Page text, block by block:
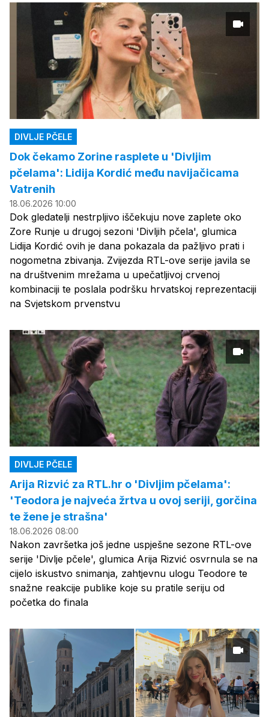
DIVLJE PČELE
Dok čekamo Zorine rasplete u 'Divljim
pčelama': Lidija Kordić među navijačicama
Vatrenih
18.06.2026 10:00
Dok gledatelji nestrpljivo iščekuju nove zaplete oko
Zore Runje u drugoj sezoni 'Divljih pčela', glumica
Lidija Kordić ovih je dana pokazala da pažljivo prati i
nogometna zbivanja. Zvijezda RTL-ove serije javila se
na društvenim mrežama u upečatljivoj crvenoj
kombinaciji te poslala podršku hrvatskoj reprezentaciji
na Svjetskom prvenstvu
DIVLJE PČELE
Arija Rizvić za RTL.hr o 'Divljim pčelama':
'Teodora je najveća žrtva u ovoj seriji, gorčina
te žene je strašna'
18.06.2026 08:00
Nakon završetka još jedne uspješne sezone RTL-ove
serije 'Divlje pčele', glumica Arija Rizvić osvrnula se na
cijelo iskustvo snimanja, zahtjevnu ulogu Teodore te
snažne reakcije publike koje su pratile seriju od
početka do finala